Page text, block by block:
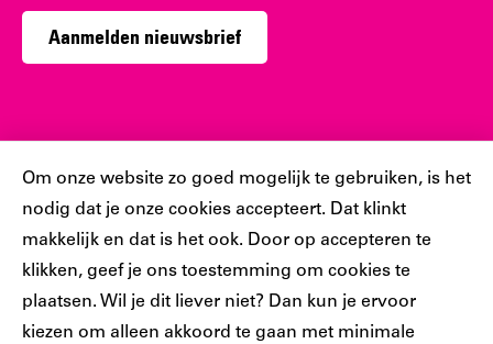
Cookiebar
Om onze website zo goed mogelijk te gebruiken, is het
nodig dat je onze cookies accepteert. Dat klinkt
makkelijk en dat is het ook. Door op accepteren te
klikken, geef je ons toestemming om cookies te
plaatsen. Wil je dit liever niet? Dan kun je ervoor
kiezen om alleen akkoord te gaan met minimale
Aanmelden nieuwsbrief
Sociaal
Volg jij ons al?
Ons
Ons
Ons
Ons
Ons